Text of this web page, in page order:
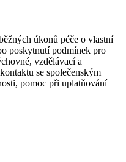
úkonů péče o vlastní
poskytnutí podmínek pro
vzdělávací a
se společenským
pomoc při uplatňování